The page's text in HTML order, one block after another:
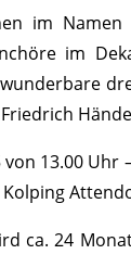
im Namen
im
von 13.00
ca. 24